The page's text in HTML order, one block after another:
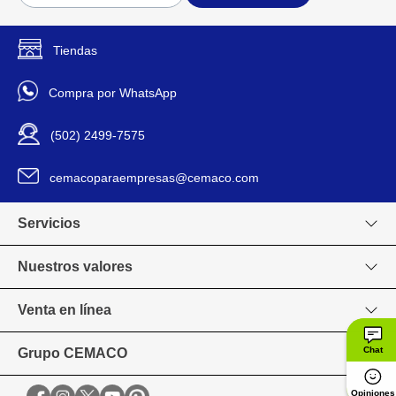
Código SKU 1161581
Tiendas
Compra por WhatsApp
(502) 2499-7575
cemacoparaempresas@cemaco.com
Servicios
Nuestros valores
Venta en línea
Grupo CEMACO Chat
Opiniones